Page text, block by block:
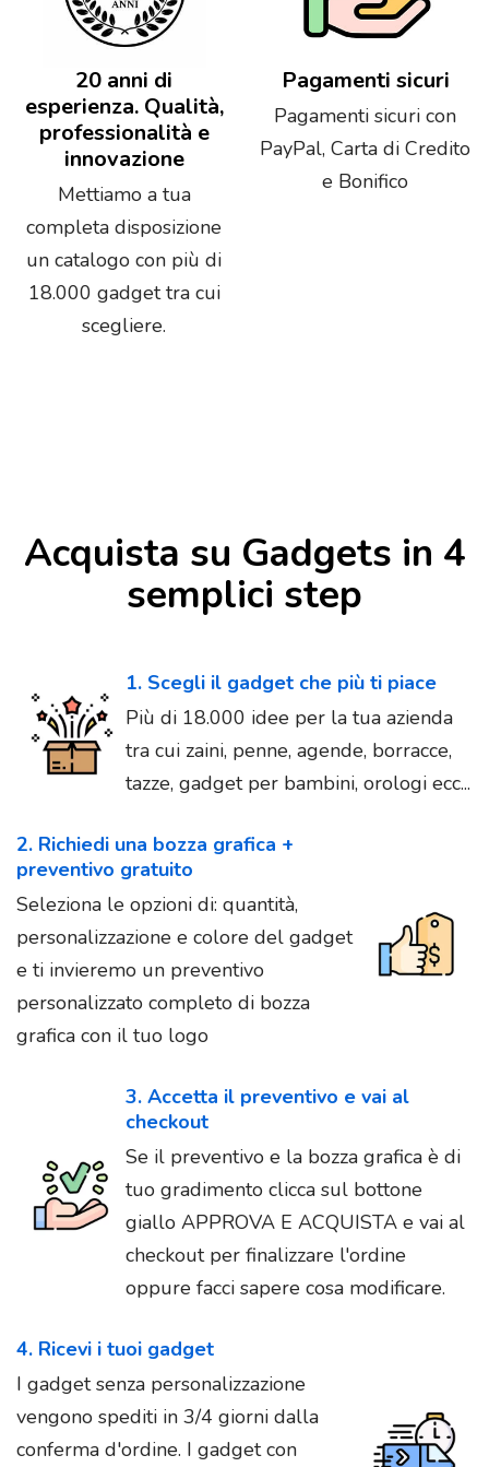
20 anni di
esperienza. Qualità,
professionalità e
innovazione
Mettiamo a tua
completa disposizione
un catalogo con più di
18.000 gadget tra cui
scegliere.
Pagamenti sicuri
Pagamenti sicuri con
PayPal, Carta di Credito
e Bonifico
Acquista su Gadgets in 4
semplici step
1. Scegli il gadget che più ti piace
Più di 18.000 idee per la tua azienda
tra cui zaini, penne, agende, borracce,
tazze, gadget per bambini, orologi ecc...
2. Richiedi una bozza grafica +
preventivo gratuito
Seleziona le opzioni di: quantità,
personalizzazione e colore del gadget
e ti invieremo un preventivo
personalizzato completo di bozza
grafica con il tuo logo
3. Accetta il preventivo e vai al
checkout
Se il preventivo e la bozza grafica è di
tuo gradimento clicca sul bottone
giallo APPROVA E ACQUISTA e vai al
checkout per finalizzare l'ordine
oppure facci sapere cosa modificare.
4. Ricevi i tuoi gadget
I gadget senza personalizzazione
vengono spediti in 3/4 giorni dalla
conferma d'ordine. I gadget con